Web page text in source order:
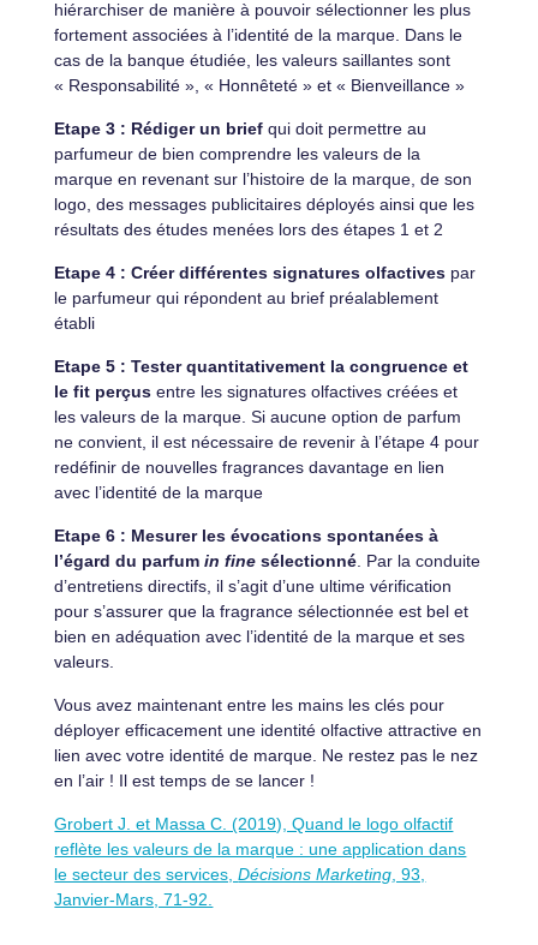
hiérarchiser de manière à pouvoir sélectionner les plus
fortement associées à l’identité de la marque. Dans le
cas de la banque étudiée, les valeurs saillantes sont
« Responsabilité », « Honnêteté » et « Bienveillance »
Etape 3 : Rédiger un brief qui doit permettre au
parfumeur de bien comprendre les valeurs de la
marque en revenant sur l’histoire de la marque, de son
logo, des messages publicitaires déployés ainsi que les
résultats des études menées lors des étapes 1 et 2
Etape 4 : Créer différentes signatures olfactives par
le parfumeur qui répondent au brief préalablement
établi
Etape 5 : Tester quantitativement la congruence et
le fit perçus entre les signatures olfactives créées et
les valeurs de la marque. Si aucune option de parfum
ne convient, il est nécessaire de revenir à l’étape 4 pour
redéfinir de nouvelles fragrances davantage en lien
avec l’identité de la marque
Etape 6 : Mesurer les évocations spontanées à
l’égard du parfumin fine sélectionné . Par la conduite
d’entretiens directifs, il s’agit d’une ultime vérification
pour s’assurer que la fragrance sélectionnée est bel et
bien en adéquation avec l’identité de la marque et ses
valeurs.
Vous avez maintenant entre les mains les clés pour
déployer efficacement une identité olfactive attractive en
lien avec votre identité de marque. Ne restez pas le nez
en l’air ! Il est temps de se lancer !
Grobert J. et Massa C. (2019), Quand le logo olfactif
reflète les valeurs de la marque : une application dans
le secteur des services,Décisions Marketing , 93,
Janvier-Mars, 71-92.